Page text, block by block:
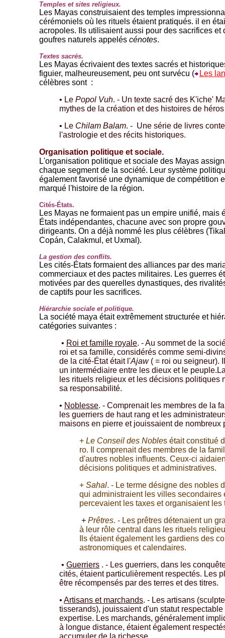
Temples et sites religieux.
Les Mayas construisaient des temples
cérémoniels où les rituels étaient pratiqués. il en
acropoles. Ils utilisaient aussi pour des sacrifices et
goufres naturels appelés cénotes.
Textes sacrés.
Les Mayas écrivaient des textes sacrés et
figuier, malheureusement, peu ont survécu (
Les
célèbres sont :
• Le Popol Vuh. - Un texte sacré des K'iche'
mythes de la création et des histoires de
• Le Chilam Balam. - Une série de livres
l'astrologie et des récits historiques.
Organisation politique et sociale.
L'organisation politique et sociale des Mayas
chaque segment de la société. Leur système
également favorisé une dynamique de compétition
marqué l'histoire de la région.
Cités-États.
Les Mayas ne formaient pas un empire unifié, mais
États indépendantes, chacune avec son propre
dirigeants. On a déjà nommé les plus célèbres
Copán, Calakmul, et Uxmal).
La gestion des conflits.
Les cités-États formaient des alliances par des
commerciaux et des pactes militaires. Les guerres
motivées par des querelles dynastiques, des
de captifs pour les sacrifices.
Hiérarchie sociale et politique.
La société maya était extrêmement structurée et
catégories suivantes :
• Roi et famille royale. - Au sommet de la
roi et sa famille, considérés comme semi-
de la cité-État était l'Ajaw( = roi ou seigneur).
un intermédiaire entre les dieux et le
les rituels religieux et les décisions politiques
sa responsabilité.
• Noblesse. - Comprenait les membres de la
les guerriers de haut rang et les
maisons en pierre et jouissaient de
+ Le Conseil des Nobles était constitué
ro. Il comprenait des membres de la
d'autres nobles influents. Ceux-ci
décisions politiques et administratives.
+ Sahal. - Le terme désigne des nobles
qui administraient les villes secondaires
percevaient les taxes et organisaient les
+ Prêtres. - Les prêtres détenaient un
à leur rôle central dans les rituels
Ils étaient également les gardiens des
astronomiques et calendaires.
• Guerriers . - Les guerriers, dans les
cités, étaient particulièrement respectés. Les
être récompensés par des terres et des titres.
• Artisans et marchands. - Les artisans
tisserands), jouissaient d'un statut
expertise. Les marchands, généralement
à longue distance, étaient également